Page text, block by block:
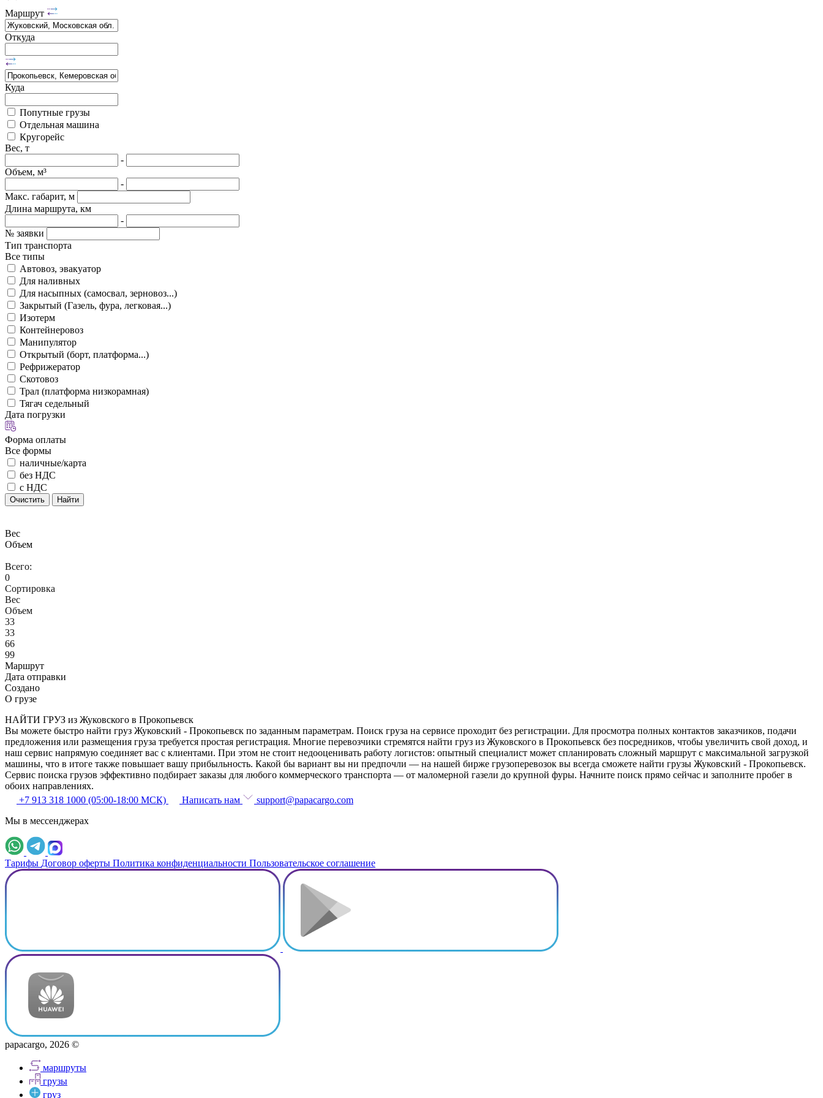
Маршрут
Откуда
Куда
Попутные грузы
Отдельная машина
Кругорейс
Вес, т
-
Объем, м³
-
Макс. габарит, м
Длина маршрута, км
-
№ заявки
Тип транспорта
Все типы
Автовоз, эвакуатор
Для наливных
Для насыпных (самосвал, зерновоз...)
Закрытый (Газель, фура, легковая...)
Изотерм
Контейнеровоз
Манипулятор
Открытый (борт, платформа...)
Рефрижератор
Скотовоз
Трал (платформа низкорамная)
Тягач седельный
Дата погрузки
Форма оплаты
Все формы
наличные/карта
без НДС
с НДС
Очистить Найти
Вес
Объем
Всего:
0
Сортировка
Вес
Объем
33
33
66
99
Маршрут
Дата отправки
Создано
О грузе
НАЙТИ ГРУЗ из Жуковского в Прокопьевск
Вы можете быстро найти груз Жуковский - Прокопьевск по заданным параметрам. Поиск груза на сервисе проходит без регистрации. Для просмотра полных контактов заказчиков, подачи
предложения или размещения груза требуется простая регистрация. Многие перевозчики стремятся найти груз из Жуковского в Прокопьевск без посредников, чтобы увеличить свой доход, и
наш сервис напрямую соединяет вас с клиентами. При этом не стоит недооценивать работу логистов: опытный специалист может спланировать сложный маршрут с максимальной загрузкой
машины, что в итоге также повышает вашу прибыльность. Какой бы вариант вы ни предпочли — на нашей бирже грузоперевозок вы всегда сможете найти грузы Жуковский - Прокопьевск.
Сервис поиска грузов эффективно подбирает заказы для любого коммерческого транспорта — от маломерной газели до крупной фуры. Начните поиск прямо сейчас и заполните пробег в
обоих направлениях.
+7 913 318 1000 (05:00-18:00 МСК)
Написать нам
support@papacargo.com
Мы в мессенджерах
Тарифы Договор оферты Политика конфиденциальности Пользовательское соглашение
papacargo, 2026 ©
маршруты
грузы
груз